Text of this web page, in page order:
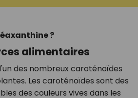
?
alimentaires
des nombreux caroténoïdes
Les caroténoïdes sont des
des couleurs vives dans les